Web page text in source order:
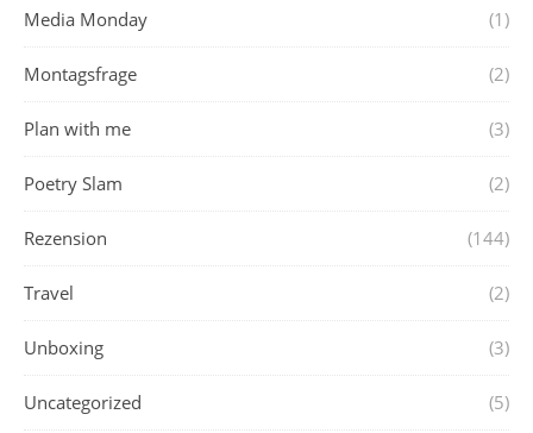
Media Monday (1)
Montagsfrage (2)
Plan with me (3)
Poetry Slam (2)
Rezension (144)
Travel (2)
Unboxing (3)
Uncategorized (5)